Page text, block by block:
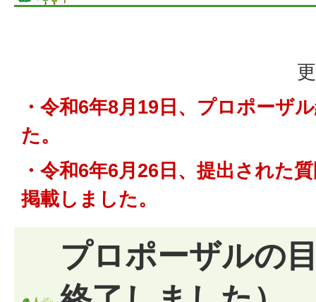
・令和6年8月19日、プロポーザ
た。
・令和6年6月26日、提出された
掲載しました。
プロポーザルの